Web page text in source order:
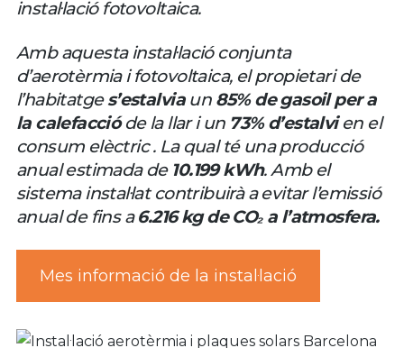
instal·lació fotovoltaica.
Amb aquesta instal·lació conjunta
d’aerotèrmia i fotovoltaica, el propietari de
l’habitatges’estalvia un 85% de gasoil per a
la calefaccióde la llar i un73% d’estalvien el
consum elèctric . La qual té una producció
anual estimada de 10.199 kWh. Amb el
sistema instal·lat contribuirà a evitar l’emissió
anual de fins a6.216 kg de CO₂ a l’atmosfera.
Mes informació de la instal·lació